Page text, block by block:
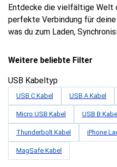
Entdecke die vielfältige Welt
perfekte Verbindung für
was du zum Laden,
Weitere beliebte Filter
USB Kabeltyp
USB C Kabel USB A Kabel
Micro USB Kabel USB B Kabel
Thunderbolt Kabel iPhone
MagSafe Kabel